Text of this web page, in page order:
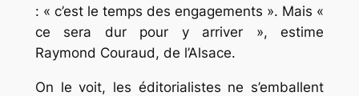
: « c’est le temps des engagements ». Mais «
ce sera dur pour y arriver », estime
Raymond Couraud, de l’Alsace.
On le voit, les éditorialistes ne s’emballent